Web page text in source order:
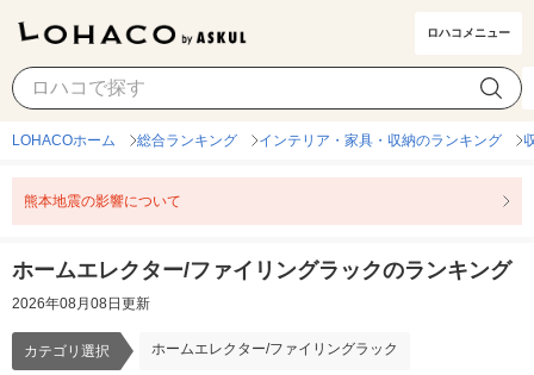
ロハコメニュー
ホームエレクター/ファイリングラック カテゴリ選択
LOHACOホーム 総合ランキング インテリア・家具・収納のランキング
熊本地震の影響について
ホームエレクター/ファイリングラックのランキング
2026年08月08日更新
カテゴリ選択 ホームエレクター/ファイリングラック